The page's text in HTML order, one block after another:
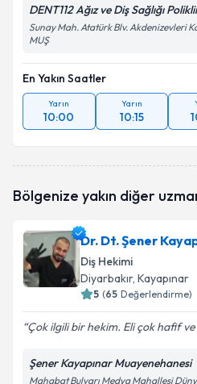
DENT112 Ağız ve Diş Sağlığı
Sunay Mah. Atatürk Blv. Akdenizevleri
MUŞ
En Yakın Saatler
Yarın
10:00
Yarın
10:15
Bölgenize yakın diğer
Dr. Dt. Şener
Diş Hekimi
Diyarbakır, Kayapınar
5 (65 Değerlendirme)
Çok ilgili bir hekim. Eli çok hafif ve
Şener Kayapınar Muayenehanesi
Mahabat Bulvarı Medya Mahallesi